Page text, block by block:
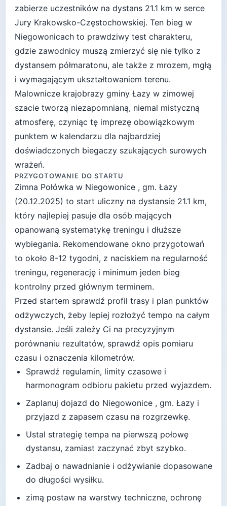
zabierze uczestników na dystans 21.1 km w serce
Jury Krakowsko-Częstochowskiej. Ten bieg w
Niegowonicach to prawdziwy test charakteru,
gdzie zawodnicy muszą zmierzyć się nie tylko z
dystansem półmaratonu, ale także z mrozem, mgłą
i wymagającym ukształtowaniem terenu.
Malownicze krajobrazy gminy Łazy w zimowej
szacie tworzą niezapomnianą, niemal mistyczną
atmosferę, czyniąc tę imprezę obowiązkowym
punktem w kalendarzu dla najbardziej
doświadczonych biegaczy szukających surowych
wrażeń.
PRZYGOTOWANIE DO STARTU
Zimna Połówka w Niegowonice , gm. Łazy
(20.12.2025) to start uliczny na dystansie 21.1 km,
który najlepiej pasuje dla osób mających
opanowaną systematykę treningu i dłuższe
wybiegania. Rekomendowane okno przygotowań
to około 8-12 tygodni, z naciskiem na regularność
treningu, regenerację i minimum jeden bieg
kontrolny przed głównym terminem.
Przed startem sprawdź profil trasy i plan punktów
odżywczych, żeby lepiej rozłożyć tempo na całym
dystansie. Jeśli zależy Ci na precyzyjnym
porównaniu rezultatów, sprawdź opis pomiaru
czasu i oznaczenia kilometrów.
Sprawdź regulamin, limity czasowe i
harmonogram odbioru pakietu przed wyjazdem.
Zaplanuj dojazd do Niegowonice , gm. Łazy i
przyjazd z zapasem czasu na rozgrzewkę.
Ustal strategię tempa na pierwszą połowę
dystansu, zamiast zaczynać zbyt szybko.
Zadbaj o nawadnianie i odżywianie dopasowane
do długości wysiłku.
zimą postaw na warstwy techniczne, ochronę